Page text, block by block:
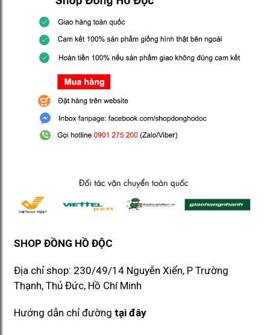
SHOP ĐỒNG HỒ ĐỘC
Địa chỉ shop: 230/49/14 Nguyễn Xiển, P Trường
Thạnh, Thủ Đức, Hồ Chí Minh​​
Hướng dẫn chỉ đường tại đây